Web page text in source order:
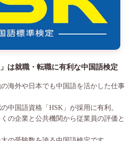
は就職・転職に有利な中国語検定
海外や日本でも中国語を活かした仕事
中国語資格「HSK」が採用に有利。
の企業と公共機関から従業員の評価と